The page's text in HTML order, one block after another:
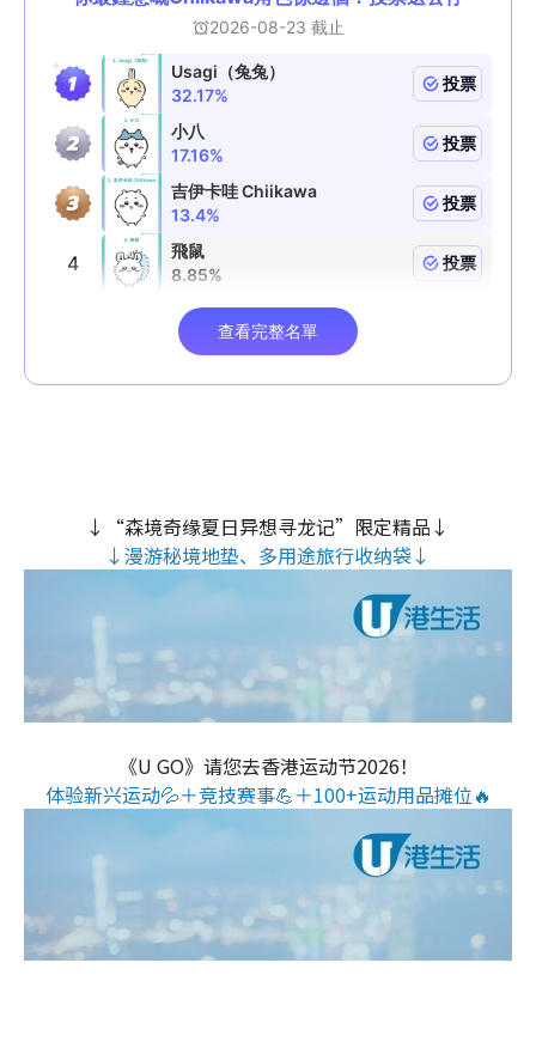
↓“森境奇缘夏日异想寻龙记”限定精品↓
↓漫游秘境地垫、多用途旅行收纳袋↓
《U GO》请您去香港运动节2026！
体验新兴运动💦＋竞技赛事💪＋100+运动用品摊位🔥